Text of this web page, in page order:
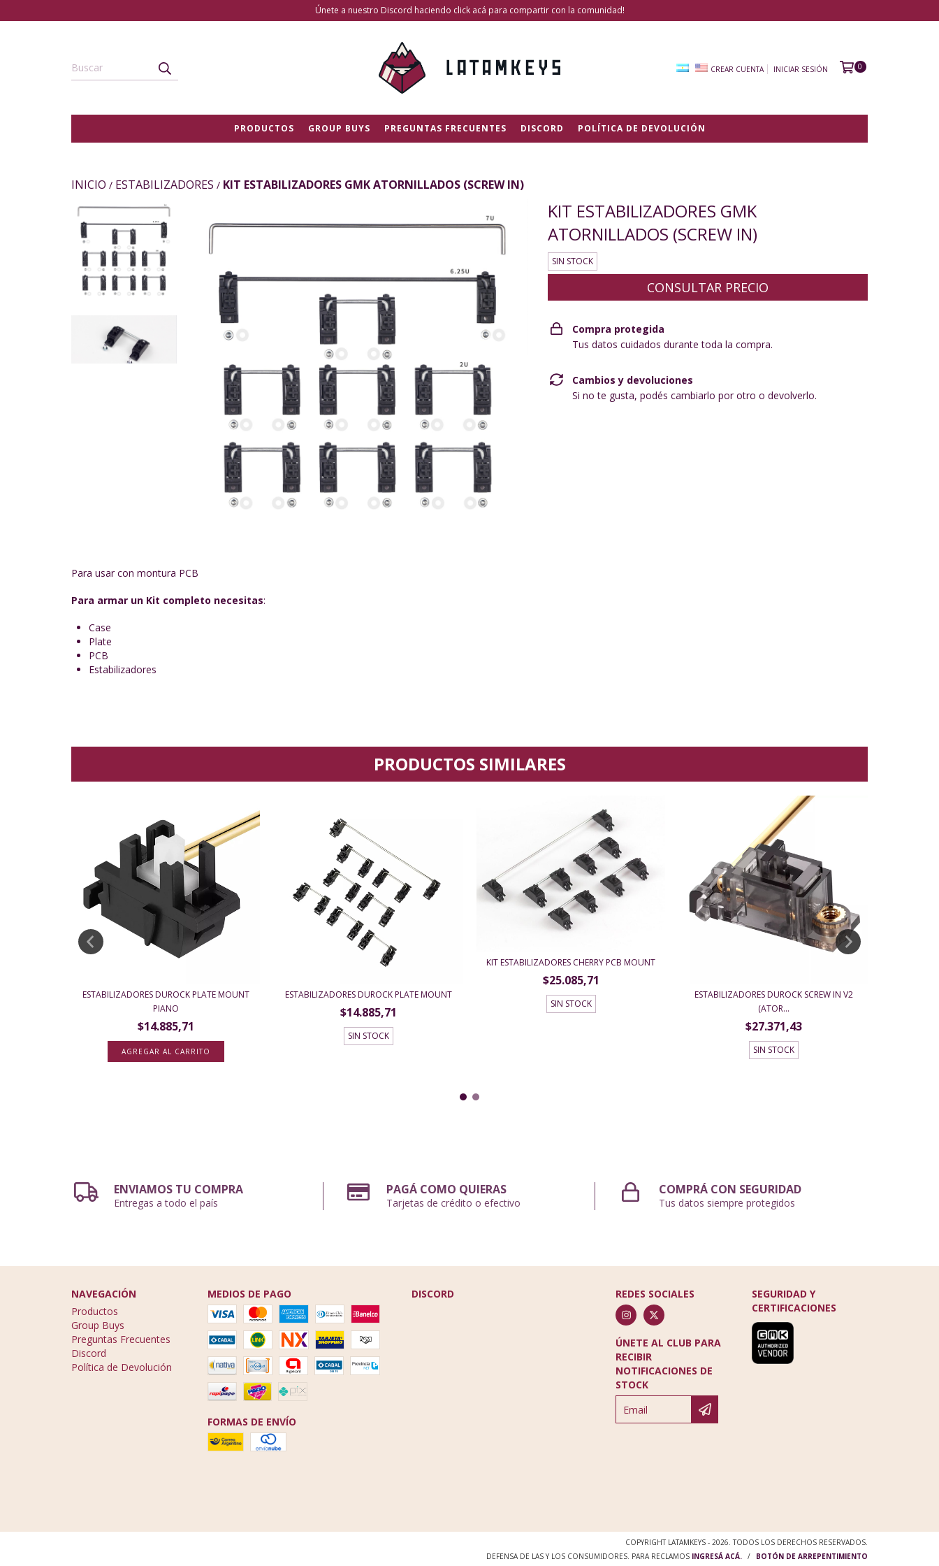
Únete a nuestro Discord haciendo click acá para compartir con la comunidad!
CREAR CUENTA INICIAR SESIÓN 0
PRODUCTOS GROUP BUYS PREGUNTAS FRECUENTES DISCORD POLÍTICA DE DEVOLUCIÓN
INICIO / ESTABILIZADORES / KIT ESTABILIZADORES GMK ATORNILLADOS (SCREW IN)
Para usar con montura PCB
Para armar un Kit completo necesitas:
Case
Plate
PCB
Estabilizadores
KIT ESTABILIZADORES GMK
ATORNILLADOS (SCREW IN)
SIN STOCK
Compra protegida
Tus datos cuidados durante toda la compra.
Cambios y devoluciones
Si no te gusta, podés cambiarlo por otro o devolverlo.
PRODUCTOS SIMILARES
ESTABILIZADORES DUROCK PLATE MOUNT
PIANO
$14.885,71
ESTABILIZADORES DUROCK PLATE MOUNT
$14.885,71
SIN STOCK
KIT ESTABILIZADORES CHERRY PCB MOUNT
$25.085,71
SIN STOCK
ESTABILIZADORES DUROCK SCREW IN V2
(ATOR...
$27.371,43
SIN STOCK
ENVIAMOS TU COMPRA
Entregas a todo el país
PAGÁ COMO QUIERAS
Tarjetas de crédito o efectivo
COMPRÁ CON SEGURIDAD
Tus datos siempre protegidos
NAVEGACIÓN
Productos
Group Buys
Preguntas Frecuentes
Discord
Política de Devolución
MEDIOS DE PAGO
FORMAS DE ENVÍO
DISCORD REDES SOCIALES
ÚNETE AL CLUB PARA
RECIBIR
NOTIFICACIONES DE
STOCK
SEGURIDAD Y
CERTIFICACIONES
COPYRIGHT LATAMKEYS - 2026. TODOS LOS DERECHOS RESERVADOS.
DEFENSA DE LAS Y LOS CONSUMIDORES. PARA RECLAMOS INGRESÁ ACÁ. / BOTÓN DE ARREPENTIMIENTO